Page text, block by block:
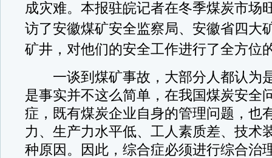
成灾难。本报驻皖记者在冬季煤炭市场
访了安徽煤矿安全监察局、安徽省四大
矿井，对他们的安全工作进行了全方位
一谈到煤矿事故，大部分人都认为
是事实并不这么简单，在我国煤炭安全
症，既有煤炭企业自身的管理问题，也
力、生产力水平低、工人素质差、技术
种原因。因此，综合症必须进行综合治